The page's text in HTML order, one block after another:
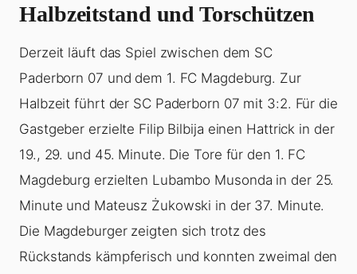
Halbzeitstand und Torschützen
Derzeit läuft das Spiel zwischen dem SC
Paderborn 07 und dem 1. FC Magdeburg. Zur
Halbzeit führt der SC Paderborn 07 mit 3:2. Für die
Gastgeber erzielte Filip Bilbija einen Hattrick in der
19., 29. und 45. Minute. Die Tore für den 1. FC
Magdeburg erzielten Lubambo Musonda in der 25.
Minute und Mateusz Żukowski in der 37. Minute.
Die Magdeburger zeigten sich trotz des
Rückstands kämpferisch und konnten zweimal den